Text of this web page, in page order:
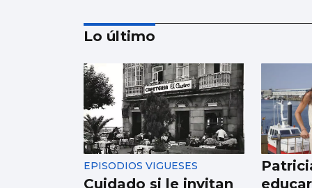
Se agrava la
situación en Ceuta
para reubicar a los
menores inmigrantes
Lo último
EPISODIOS VIGUESES
Cuidado si le invitan